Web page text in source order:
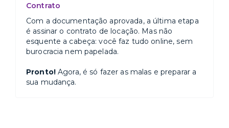
Contrato
Com a documentação aprovada, a última etapa
é assinar o contrato de locação. Mas não
esquente a cabeça: você faz tudo online, sem
burocracia nem papelada.
Pronto!Agora, é só fazer as malas e preparar a
sua mudança.